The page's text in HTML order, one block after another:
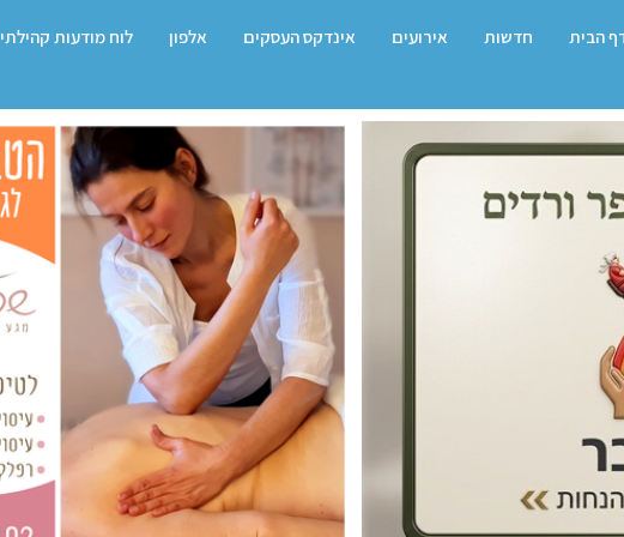
הבית חדשות אירועים אינדקס העסקים אלפון לוח מודעות קהילתי